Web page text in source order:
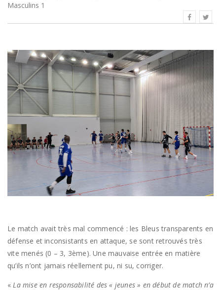
Masculins 1
Le match avait très mal commencé : les Bleus transparents en
défense et inconsistants en attaque, se sont retrouvés très
vite menés (0 – 3, 3ème). Une mauvaise entrée en matière
qu’ils n’ont jamais réellement pu, ni su, corriger.
« La mise en responsabilité des « jeunes » en début de match n’a